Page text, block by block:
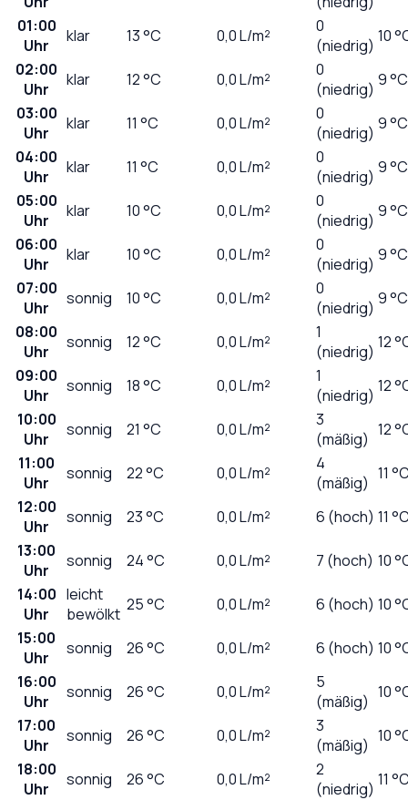
01:00
Uhr
klar 13°C 0,0L/m²
0
(niedrig) 10
02:00
Uhr
klar 12°C 0,0L/m²
0
(niedrig) 9 °C
03:00
Uhr
klar 11 °C 0,0L/m²
0
(niedrig) 9 °C
04:00
Uhr
klar 11 °C 0,0L/m²
0
(niedrig) 9 °C
05:00
Uhr
klar 10°C 0,0L/m²
0
(niedrig) 9 °C
06:00
Uhr
klar 10°C 0,0L/m²
0
(niedrig) 9 °C
07:00
Uhr
sonnig 10°C 0,0L/m²
0
(niedrig) 9 °C
08:00
Uhr
sonnig 12°C 0,0L/m²
1
(niedrig) 12
09:00
Uhr
sonnig 18°C 0,0L/m²
1
(niedrig) 12
10:00
Uhr
sonnig 21 °C 0,0L/m²
3
(mäßig) 12
11:00
Uhr
sonnig 22°C 0,0L/m²
4
(mäßig) 11
12:00
Uhr
sonnig 23°C 0,0L/m² 6 (hoch) 11
13:00
Uhr
sonnig 24°C 0,0L/m² 7 (hoch) 10
14:00
Uhr
leicht
bewölkt 25°C 0,0L/m² 6 (hoch) 10
15:00
Uhr
sonnig 26°C 0,0L/m² 6 (hoch) 10
16:00
Uhr
sonnig 26°C 0,0L/m²
5
(mäßig) 10
17:00
Uhr
sonnig 26°C 0,0L/m²
3
(mäßig) 10
18:00
Uhr
sonnig 26°C 0,0L/m²
2
(niedrig) 11